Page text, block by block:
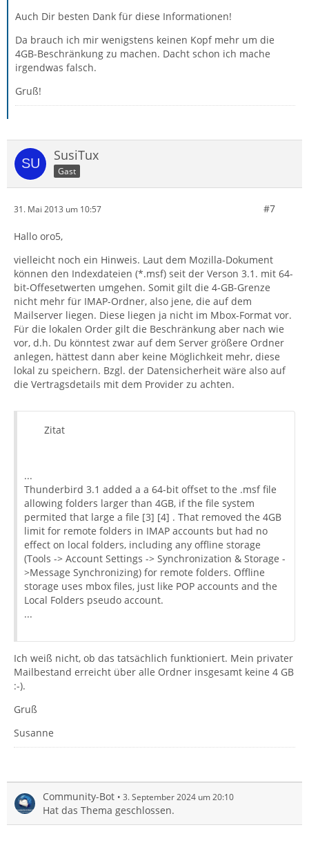
Auch Dir besten Dank für diese Informationen!
Da brauch ich mir wenigstens keinen Kopf mehr um die
4GB-Beschränkung zu machen. Dacht schon ich mache
irgendwas falsch.
Gruß!
SusiTux
Gast
31. Mai 2013 um 10:57 #7
Hallo oro5,
vielleicht noch ein Hinweis. Laut dem Mozilla-Dokument
können den Indexdateien (*.msf) seit der Verson 3.1. mit 64-
bit-Offesetwerten umgehen. Somit gilt die 4-GB-Grenze
nicht mehr für IMAP-Ordner, also jene, die auf dem
Mailserver liegen. Diese liegen ja nicht im Mbox-Format vor.
Für die lokalen Order gilt die Beschränkung aber nach wie
vor, d.h. Du könntest zwar auf dem Server größere Ordner
anlegen, hättest dann aber keine Möglichkeit mehr, diese
lokal zu speichern. Bzgl. der Datensicherheit wäre also auf
die Vertragsdetails mit dem Provider zu achten.
Zitat
...
Thunderbird 3.1 added a a 64-bit offset to the .msf file
allowing folders larger than 4GB, if the file system
permited that large a file [3] [4] . That removed the 4GB
limit for remote folders in IMAP accounts but had no
effect on local folders, including any offline storage
(Tools -> Account Settings -> Synchronization & Storage -
>Message Synchronizing) for remote folders. Offline
storage uses mbox files, just like POP accounts and the
Local Folders pseudo account.
...
Ich weiß nicht, ob das tatsächlich funktioniert. Mein privater
Mailbestand erreicht über alle Ordner insgesamt keine 4 GB
:-).
Gruß
Susanne
Community-Bot 3. September 2024 um 20:10
Hat das Thema geschlossen.